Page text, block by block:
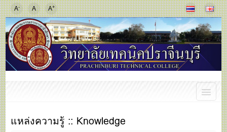
A- A A+
แหล่งความรู้ :: Knowledge